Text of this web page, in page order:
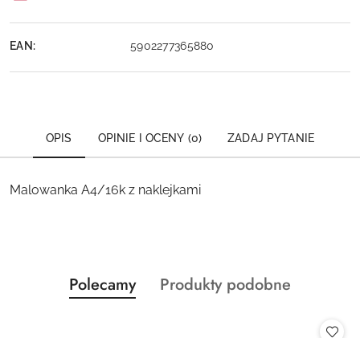
EAN: 5902277365880
OPIS OPINIE I OCENY (0) ZADAJ PYTANIE
Malowanka A4/16k z naklejkami
Pomiń karuzelę produktów
Produkty
o
Polecamy
Produkty
Produkty podobne